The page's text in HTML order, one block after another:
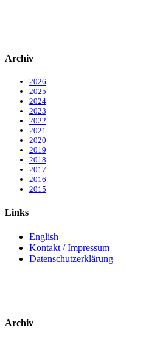
Archiv
2026
2025
2024
2023
2022
2021
2020
2019
2018
2017
2016
2015
Links
English
Kontakt / Impressum
Datenschutzerklärung
Archiv